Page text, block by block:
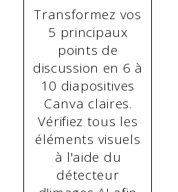
Transformez vos
5 principaux
points de
discussion en 6 à
10 diapositives
Canva claires.
Vérifiez tous les
éléments visuels
à l'aide du
détecteur